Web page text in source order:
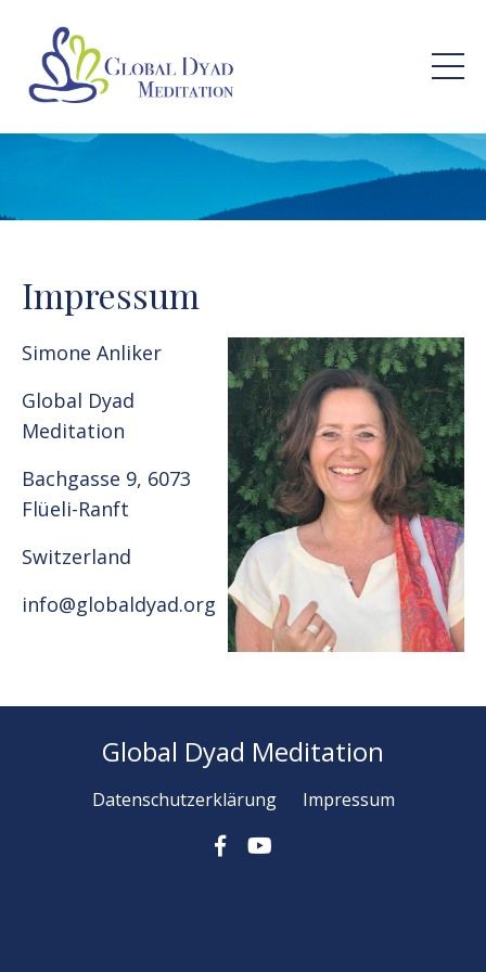
Impressum
Simone Anliker
Global Dyad
Meditation
Bachgasse 9, 6073
Flüeli-Ranft
Switzerland
info@globaldyad.org
Global Dyad Meditation
Datenschutzerklärung Impressum